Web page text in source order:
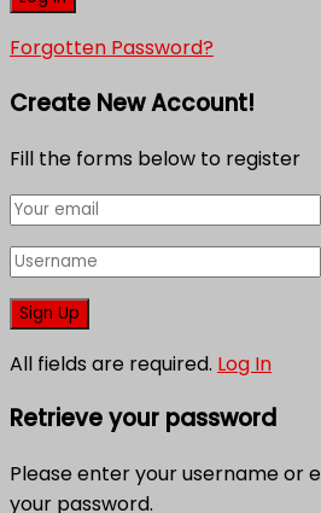
Forgotten Password?
Create New Account!
Fill the forms below to register
All fields are required. Log In
Retrieve your password
Please enter your username or
your password.